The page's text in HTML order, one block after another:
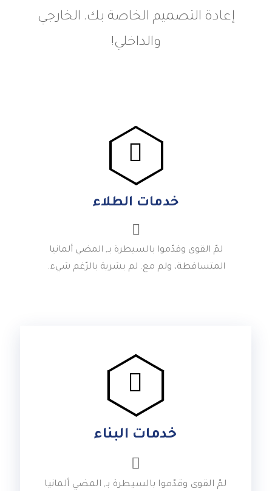
إعادة التصميم الخاصة بك. الخارجي
والداخلي!
خدمات الطلاء
لمّ القوى وقدّموا بالسيطرة بـ, المضي ألمانيا
المتساقطة، ولم مع. لم بشرية بالرّغم شيء.
خدمات البناء
لمّ القوى وقدّموا بالسيطرة بـ, المضي ألمانيا